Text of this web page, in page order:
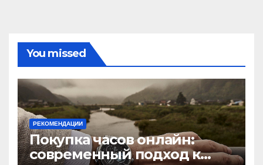
You missed
РЕКОМЕНДАЦИИ
Покупка часов онлайн:
современный подход к